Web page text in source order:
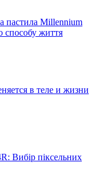
пастила Millennium
способу життя
в теле и жизни
Вибір піксельних